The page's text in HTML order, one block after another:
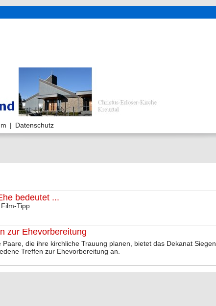
| Datenschutz
bedeutet ...
Tipp
zur Ehevorbereitung
Paare, die ihre kirchliche Trauung planen, bietet das Dekanat Siegen
Treffen zur Ehevorbereitung an.